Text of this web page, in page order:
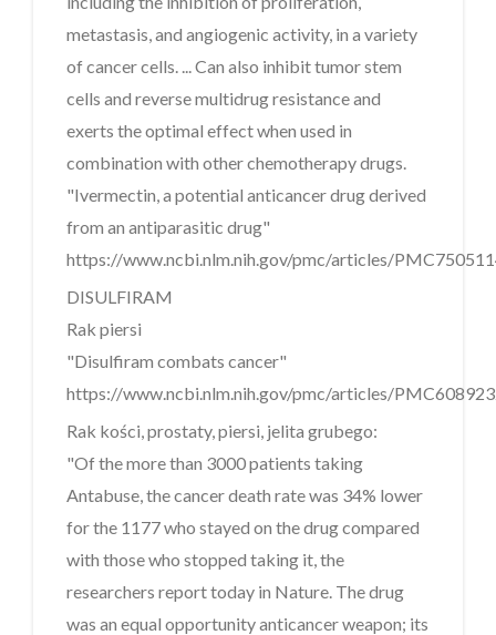
metastasis, and angiogenic activity, in a variety
of cancer cells. ... Can also inhibit tumor stem
cells and reverse multidrug resistance and
exerts the optimal effect when used in
combination with other chemotherapy drugs.
"Ivermectin, a potential anticancer drug derived
from an antiparasitic drug"
https://www.ncbi.nlm.nih.gov/pmc/articles/
DISULFIRAM
Rak piersi
"Disulfiram combats cancer"
https://www.ncbi.nlm.nih.gov/pmc/articles/
Rak kości, prostaty, piersi, jelita grubego:
"Of the more than 3000 patients taking
Antabuse, the cancer death rate was 34% lower
for the 1177 who stayed on the drug compared
with those who stopped taking it, the
researchers report today in Nature. The drug
was an equal opportunity anticancer weapon; its